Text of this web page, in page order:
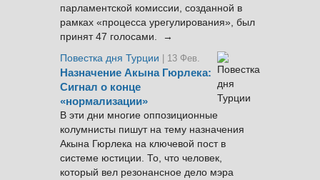
парламентской комиссии, созданной в
рамках «процесса урегулирования», был
принят 47 голосами. →
Повестка дня Турции
| 13 Фев.
Назначение Акына Гюрлека:
Сигнал о конце
«нормализации»
В эти дни многие оппозиционные
колумнисты пишут на тему назначения
Акына Гюрлека на ключевой пост в
системе юстиции. То, что человек,
который вел резонансное дело мэра